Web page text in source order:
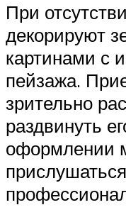
При
декорируют
картинами с
пейзажа.
зрительно
раздвинуть
оформлении